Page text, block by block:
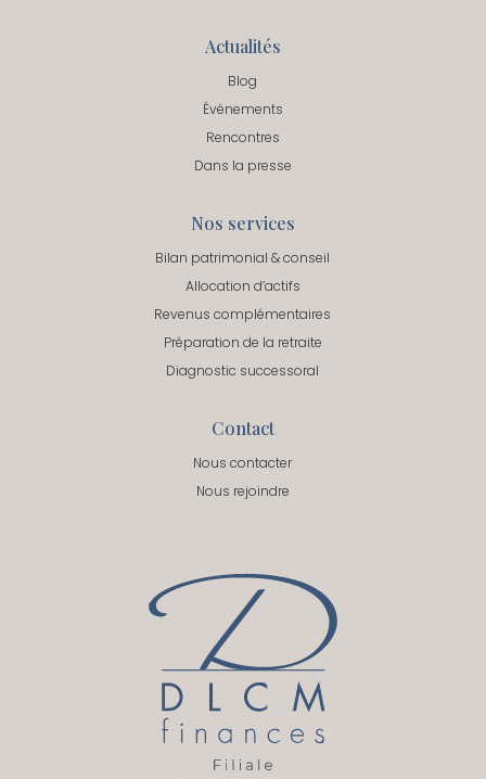
Actualités
Blog
Événements
Rencontres
Dans la presse
Nos services
Bilan patrimonial & conseil
Allocation d’actifs
Revenus complémentaires
Préparation de la retraite
Diagnostic successoral
Contact
Nous contacter
Nous rejoindre